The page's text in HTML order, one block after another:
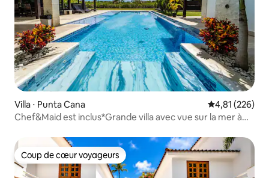
Villa ⋅ Punta Cana Évaluation
4,81 (226)
Chef&Maid est inclus*Grande villa avec vue sur la mer à
Coup de cœur voyageurs
Coup de cœur voyageurs